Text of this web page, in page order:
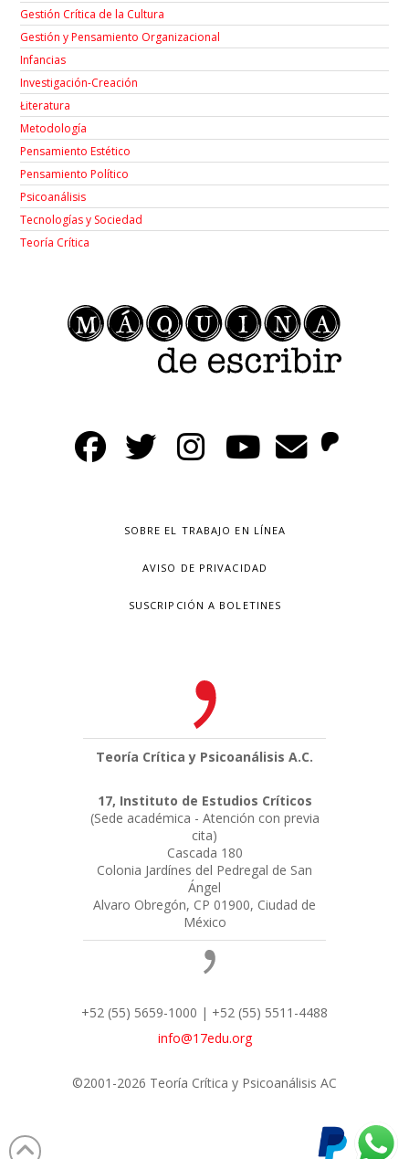
Gestión Crítica de la Cultura
Gestión y Pensamiento Organizacional
Infancias
Investigación-Creación
Łiteratura
Metodología
Pensamiento Estético
Pensamiento Político
Psicoanálisis
Tecnologías y Sociedad
Teoría Crítica
SOBRE EL TRABAJO EN LÍNEA
AVISO DE PRIVACIDAD
SUSCRIPCIÓN A BOLETINES
Teoría Crítica y Psicoanálisis A.C.
17, Instituto de Estudios Críticos
(Sede académica - Atención con previa
cita)
Cascada 180
Colonia Jardínes del Pedregal de San
Ángel
Alvaro Obregón, CP 01900, Ciudad de
México
+52 (55) 5659-1000 | +52 (55) 5511-4488
info@17edu.org
©2001-2026 Teoría Crítica y Psicoanálisis AC